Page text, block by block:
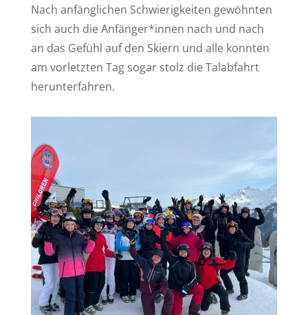
Nach anfänglichen Schwierigkeiten gewöhnten
sich auch die Anfänger*innen nach und nach
an das Gefühl auf den Skiern und alle konnten
am vorletzten Tag sogar stolz die Talabfahrt
herunterfahren.